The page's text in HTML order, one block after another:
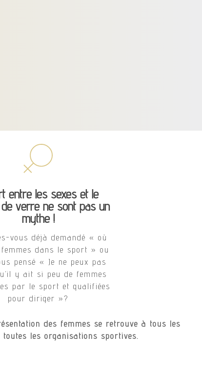
entre les sexes et le
verre ne sont pas un
mythe !
vous déjà demandé « où
dans le sport » ou
pensé « Je ne peux pas
y ait si peu de femmes
par le sport et qualifiées
pour diriger »?
des femmes se retrouve à tous les
les organisations sportives.